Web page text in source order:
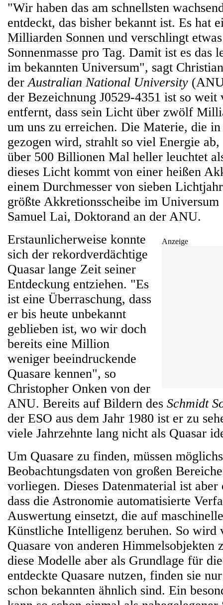
"Wir haben das am schnellsten
entdeckt, das bisher bekannt ist. Es hat
Milliarden Sonnen und verschlingt
Sonnenmasse pro Tag. Damit ist es das
im bekannten Universum", sagt
derAustralian National University
der Bezeichnung J0529-4351 ist so weit
entfernt, dass sein Licht über zwölf
um uns zu erreichen. Die Materie, die
gezogen wird, strahlt so viel Energie ab,
über 500 Billionen Mal heller leuchtet
dieses Licht kommt von einer heißen
einem Durchmesser von sieben
größte Akkretionsscheibe im
Samuel Lai, Doktorand an der ANU.
Anzeige
Erstaunlicherweise konnte
sich der rekordverdächtige
Quasar lange Zeit seiner
Entdeckung entziehen. "Es
ist eine Überraschung, dass
er bis heute unbekannt
geblieben ist, wo wir doch
bereits eine Million
weniger beeindruckende
Quasare kennen", so
Christopher Onken von der
ANU. Bereits auf Bildern des Schmidt
der ESO aus dem Jahr 1980 ist er zu
viele Jahrzehnte lang nicht als Quasar
Um Quasare zu finden, müssen
Beobachtungsdaten von großen
vorliegen. Dieses Datenmaterial ist
dass die Astronomie automatisierte
Auswertung einsetzt, die auf
Künstliche Intelligenz beruhen. So wird
Quasare von anderen Himmelsobjekten
diese Modelle aber als Grundlage für
entdeckte Quasare nutzen, finden sie
schon bekannten ähnlich sind. Ein